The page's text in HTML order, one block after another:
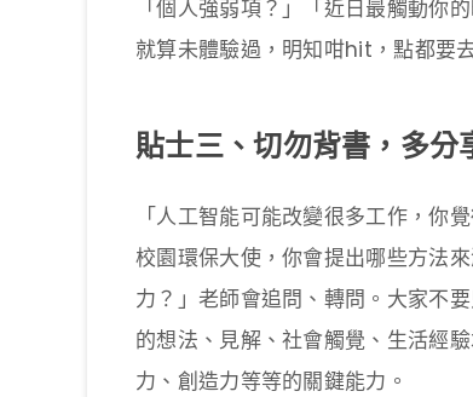
「個人強弱項？」「近日最觸動你
就算未體驗過，明知咁hit，點都要
貼士三、切勿背書，多分
「人工智能可能改變很多工作，你
校園環保大使，你會提出哪些方法
力？」老師會追問、轉問。大家不
的想法、見解、社會觸覺、生活經
力、創造力等等的關鍵能力。